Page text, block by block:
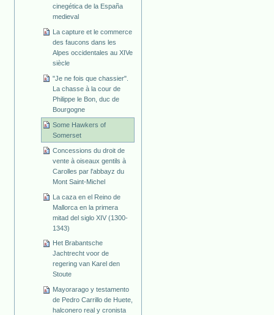
cinegética de la España
medieval
La capture et le commerce
des faucons dans les
Alpes occidentales au XIVe
siècle
"Je ne fois que chassier".
La chasse à la cour de
Philippe le Bon, duc de
Bourgogne
Some Hawkers of
Somerset
Concessions du droit de
vente à oiseaux gentils à
Carolles par l'abbayz du
Mont Saint-Michel
La caza en el Reino de
Mallorca en la primera
mitad del siglo XIV (1300-
1343)
Het Brabantsche
Jachtrecht voor de
regering van Karel den
Stoute
Mayorarago y testamento
de Pedro Carrillo de Huete,
halconero real y cronista